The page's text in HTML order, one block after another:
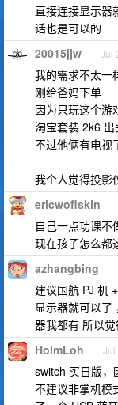
直接连接显示器
话也是可以的
20015jjw Jul
我的需求不太一
刚给爸妈下单
因为只玩这个游
淘宝套装 2k6 出
不过他俩有电视
我个人觉得投影
ericwoflskin
自己一点功课不
现在孩子怎么都
azhangbing
建议国航 PJ 机
显示器就可以
器我都有 所以
HolmLoh Jul
switch 买日版，
不建议非掌机模